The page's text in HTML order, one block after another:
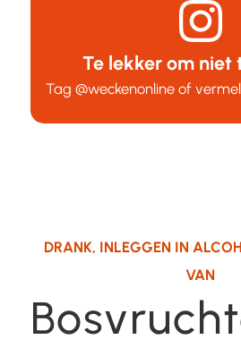
Te lekker om niet
Tag@weckenonline of
DRANK, INLEGGEN IN
VAN